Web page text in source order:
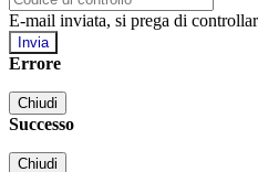
E-mail inviata, si prega di
Errore
Chiudi
Successo
Chiudi